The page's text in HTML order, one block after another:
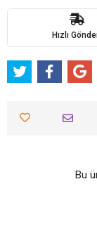
Hızlı
Bu